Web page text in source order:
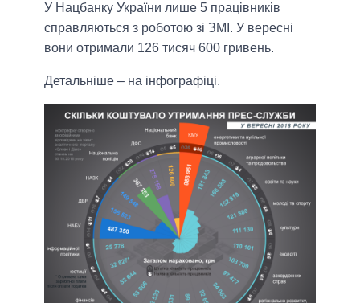
У Нацбанку України лише 5 працівників
справляються з роботою зі ЗМІ. У вересні
вони отримали 126 тисяч 600 гривень.
Детальніше – на інфографіці.